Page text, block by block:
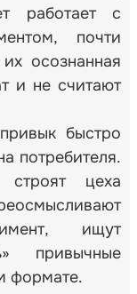
работает с
почти
осознанная
и не считают
быстро
потребителя.
цеха
ищут
привычные
формате.